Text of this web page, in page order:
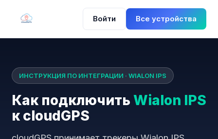
Войти Все устройства
ИНСТРУКЦИЯ ПО ИНТЕГРАЦИИ · WIALON IPS
Как подключить Wialon IPS
к cloudGPS